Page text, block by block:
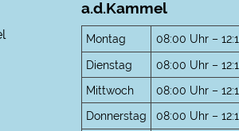
a.d.Kammel
Montag 08:00 Uhr –
Dienstag
08:00 Uhr –
Mittwoch
08:00 Uhr –
Donnerstag
08:00 Uhr –